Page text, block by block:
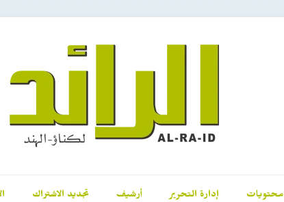
محتويات إدارة التحرير أرشيف تجديد الاشتراك